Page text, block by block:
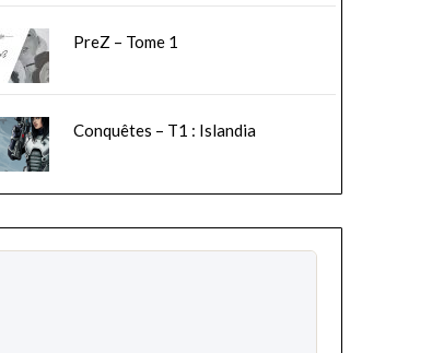
PreZ – Tome 1
Conquêtes – T1 : Islandia